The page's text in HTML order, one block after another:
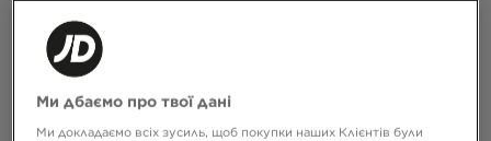
Ми дбаємо про твої дані
Ми докладаємо всіх зусиль, щоб покупки наших Клієнтів були